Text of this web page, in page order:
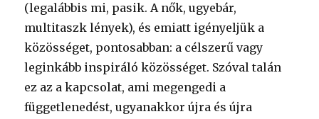
(legalábbis mi, pasik. A nők, ugyebár,
multitaszk lények), és emiatt igényeljük a
közösséget, pontosabban: a célszerű vagy
leginkább inspiráló közösséget. Szóval talán
ez az a kapcsolat, ami megengedi a
függetlenedést, ugyanakkor újra és újra